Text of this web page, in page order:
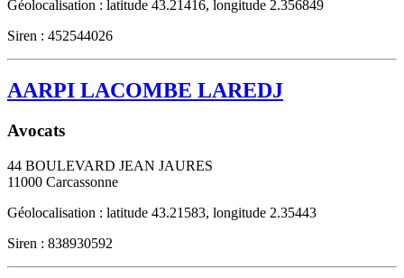
Géolocalisation : latitude 43.21416, longitude 2.356849
Siren : 452544026
AARPI LACOMBE LAREDJ
Avocats
44 BOULEVARD JEAN JAURES
11000 Carcassonne
Géolocalisation : latitude 43.21583, longitude 2.35443
Siren : 838930592